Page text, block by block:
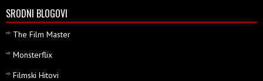
SRODNI BLOGOVI
The Film Master
Monsterflix
Filmski Hitovi